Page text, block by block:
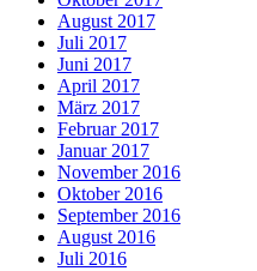
August 2017
Juli 2017
Juni 2017
April 2017
März 2017
Februar 2017
Januar 2017
November 2016
Oktober 2016
September 2016
August 2016
Juli 2016